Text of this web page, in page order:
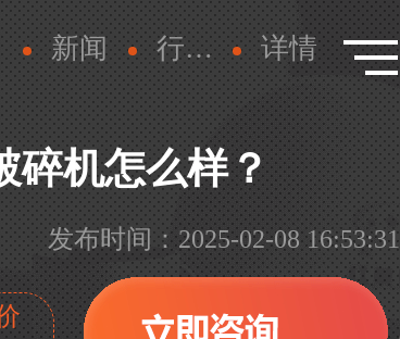
新闻 行业新闻 详情
碎机怎么样？
发布时间：2025-02-08 16:53:31